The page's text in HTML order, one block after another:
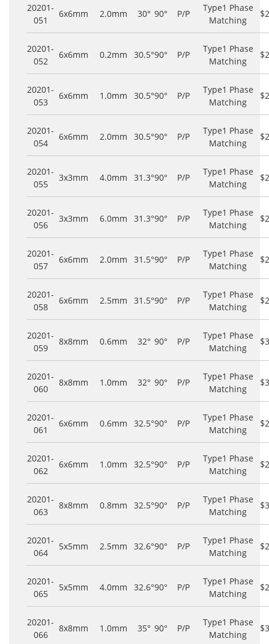
20201-
051
6x6mm 2.0mm 30° 90° P/P
Type1 Phase
Matching
20201-
052
6x6mm 0.2mm 30.5°90° P/P
Type1 Phase
Matching
20201-
053
6x6mm 1.0mm 30.5°90° P/P
Type1 Phase
Matching
20201-
054
6x6mm 2.0mm 30.5°90° P/P
Type1 Phase
Matching
20201-
055
3x3mm 4.0mm 31.3°90° P/P
Type1 Phase
Matching
20201-
056
3x3mm 6.0mm 31.3°90° P/P
Type1 Phase
Matching
20201-
057
6x6mm 2.0mm 31.5°90° P/P
Type1 Phase
Matching
20201-
058
6x6mm 2.5mm 31.5°90° P/P
Type1 Phase
Matching
20201-
059
8x8mm 0.6mm 32° 90° P/P
Type1 Phase
Matching
20201-
060
8x8mm 1.0mm 32° 90° P/P
Type1 Phase
Matching
20201-
061
6x6mm 0.6mm 32.5°90° P/P
Type1 Phase
Matching
20201-
062
6x6mm 1.0mm 32.5°90° P/P
Type1 Phase
Matching
20201-
063
8x8mm 0.8mm 32.5°90° P/P
Type1 Phase
Matching
20201-
064
5x5mm 2.5mm 32.6°90° P/P
Type1 Phase
Matching
20201-
065
5x5mm 4.0mm 32.6°90° P/P
Type1 Phase
Matching
20201-
066
8x8mm 1.0mm 35° 90° P/P
Type1 Phase
Matching